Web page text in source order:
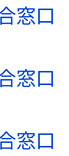
窓口
窓口
窓口